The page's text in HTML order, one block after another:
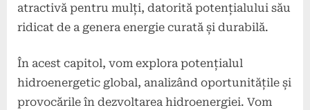
atractivă pentru mulți, datorită potențialului său
ridicat de a genera energie curată și durabilă.
În acest capitol, vom explora potențialul
hidroenergetic global, analizând oportunitățile și
provocările în dezvoltarea hidroenergiei. Vom